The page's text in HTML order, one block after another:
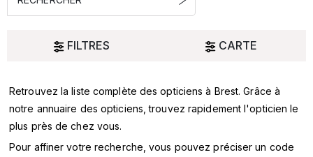
FILTRES CARTE
Oui
SERVICES
Retrouvez la liste complète des opticiens à Brest. Grâce à
notre annuaire des opticiens, trouvez rapidement l'opticien le
plus près de chez vous.
Pour affiner votre recherche, vous pouvez préciser un code